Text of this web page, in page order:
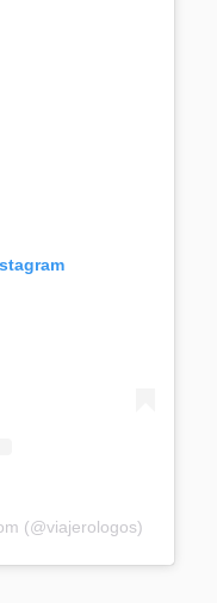
(@viajerologos)